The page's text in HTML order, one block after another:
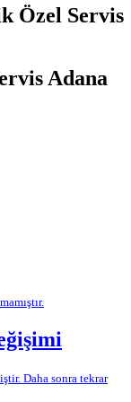
Özel Servis
Adana
Daha sonra tekrar